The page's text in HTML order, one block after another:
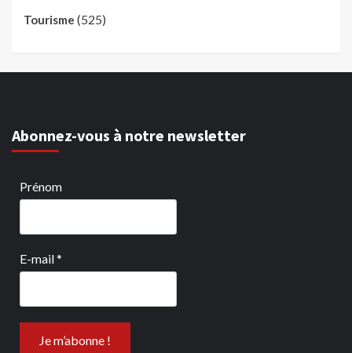
Tourisme (525)
Abonnez-vous à notre newsletter
Prénom
E-mail*